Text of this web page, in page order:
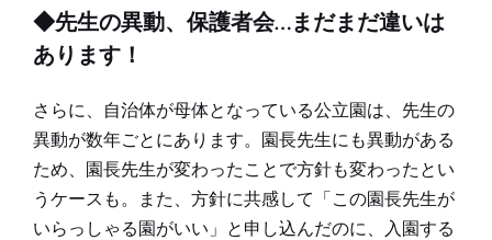
◆先生の異動、保護者会…まだまだ違いは
あります！
さらに、自治体が母体となっている公立園は、先生の
異動が数年ごとにあります。園長先生にも異動がある
ため、園長先生が変わったことで方針も変わったとい
うケースも。また、方針に共感して「この園長先生が
いらっしゃる園がいい」と申し込んだのに、入園する